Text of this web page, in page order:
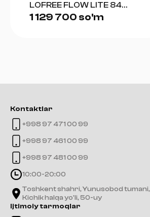
LOFREE FLOW LITE 84
(GRAY)
1 129 700 so'm
Kontaktlar
+998 97 471 00 99
+998 97 461 00 99
+998 97 481 00 99
10:00-20:00
Toshkent shahri, Yunusobod tumani,
Kichik halqa yo'li, 50-uy
Ijtimoiy tarmoqlar